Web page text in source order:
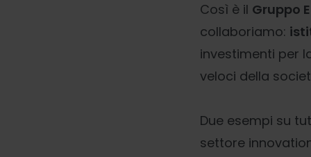
Così è il Gruppo
collaboriamo:
investimenti per
veloci della
Due esempi su
settore